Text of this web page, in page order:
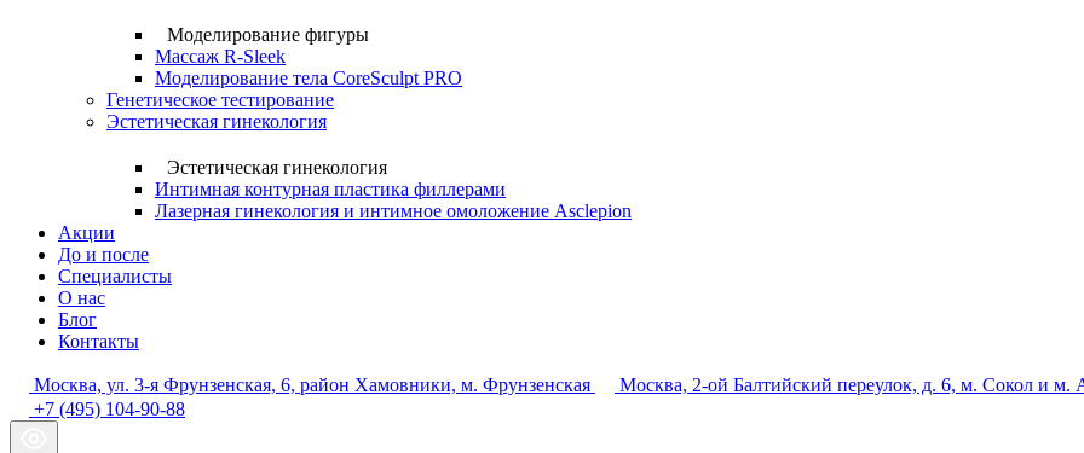
Моделирование фигуры
Массаж R-Sleek
Моделирование тела CoreSculpt PRO
Генетическое тестирование
Эстетическая гинекология
Эстетическая гинекология
Интимная контурная пластика филлерами
Лазерная гинекология и интимное омоложение Asclepion
Акции
До и после
Специалисты
О нас
Блог
Контакты
Москва, ул. 3-я Фрунзенская, 6, район Хамовники, м. Фрунзенская
Москва, 2-ой Балтийский переулок, д. 6, м. Сокол и м.
+7 (495) 104-90-88